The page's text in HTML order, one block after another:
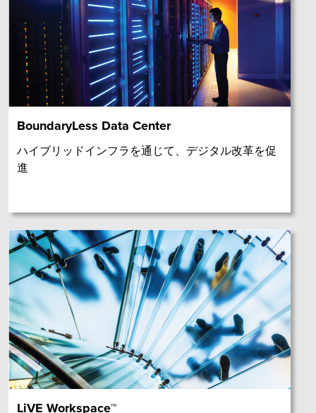
BoundaryLess Data Center
ハイブリッドインフラを通じて、デジタル改革を促
進
LiVE Workspace™